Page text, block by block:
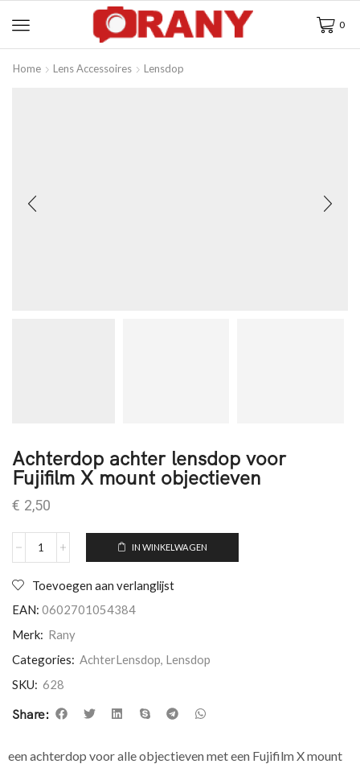
0
Home Lens Accessoires Lensdop
Achterdop achter lensdop voor
Fujifilm X mount objectieven
€ 2,50
IN WINKELWAGEN
Toevoegen aan verlanglijst
EAN: 0602701054384
Merk: Rany
Categories: AchterLensdop, Lensdop
SKU: 628
Share:
een achterdop voor alle objectieven met een Fujifilm X mount